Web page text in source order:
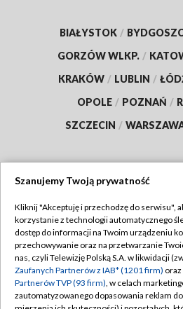
BIAŁYSTOK /
GORZÓW WLKP. /
KRAKÓW / LUBLIN /
OPOLE / POZNAŃ /
SZCZECIN /
TVP
Abonament TVP
Emisja w TVP
Centrum informacji TVP
Regulamin
Polityka
Moje
Szanujemy Twoją prywatność
Kliknij "Akceptuję i przechodzę do serwisu",
korzystanie z technologii automatycznego
dostęp do informacji na Twoim urządzeniu
przechowywanie oraz na przetwarzanie
nas, czyli Telewizję Polską S.A. w likwidacji
Zaufanych Partnerów z IAB* (1201 firm) oraz
Partnerów TVP (93 firm), w celach
zautomatyzowanego dopasowania reklam